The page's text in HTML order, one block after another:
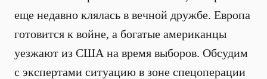
еще недавно клялась в вечной дружбе. Европа
готовится к войне, а богатые американцы
уезжают из США на время выборов. Обсудим
с экспертами ситуацию в зоне спецоперации